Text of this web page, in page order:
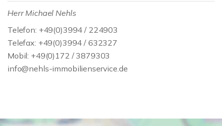
Herr Michael Nehls
Telefon: +49(0)3994 / 224903
Telefax: +49(0)3994 / 632327
Mobil: +49(0)172 / 3879303
info@nehls-immobilienservice.de